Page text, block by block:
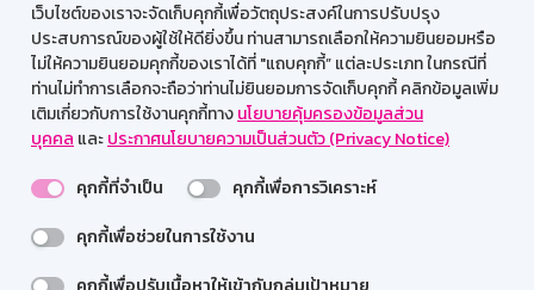
เว็บไซต์ของเราจะจัดเก็บคุกกี้เพื่อวัตถุประสงค์ในการปรับปรุง
ประสบการณ์ของผู้ใช้ให้ดียิ่งขึ้น ท่านสามารถเลือกให้ความยินยอมหรือ
ไม่ให้ความยินยอมคุกกี้ของเราได้ที่ "แถบคุกกี้” แต่ละประเภท ในกรณีที่
ท่านไม่ทำการเลือกจะถือว่าท่านไม่ยินยอมการจัดเก็บคุกกี้ คลิกข้อมูลเพิ่ม
เติมเกี่ยวกับการใช้งานคุกกี้ทางนโยบายคุ้มครองข้อมูลส่วน
บุคคล และประกาศนโยบายความเป็นส่วนตัว (Privacy Notice)
คุกกี้ที่จำเป็น
คุกกี้เพื่อการวิเคราะห์
คุกกี้เพื่อช่วยในการใช้งาน
สำหรับพนักงาน
Web HR
GSB Wisdom
M-Search
เข้าสู่ระบบเน็ตเมล
รองรับการใช้งานได้ดีบนเว็บบราวเซอร์